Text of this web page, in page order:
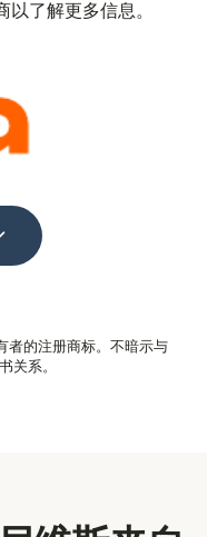
了解更多信息。
者的注册商标。不暗示与
关系。